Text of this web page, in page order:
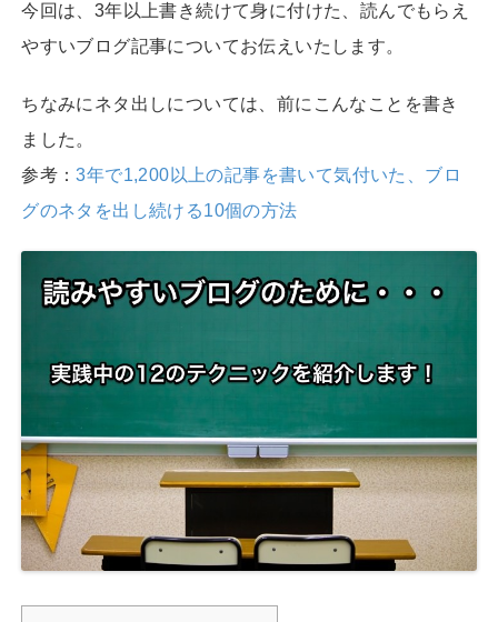
今回は、3年以上書き続けて身に付けた、読んでもらえ
やすいブログ記事についてお伝えいたします。
ちなみにネタ出しについては、前にこんなことを書き
ました。
参考：3年で1,200以上の記事を書いて気付いた、ブロ
グのネタを出し続ける10個の方法